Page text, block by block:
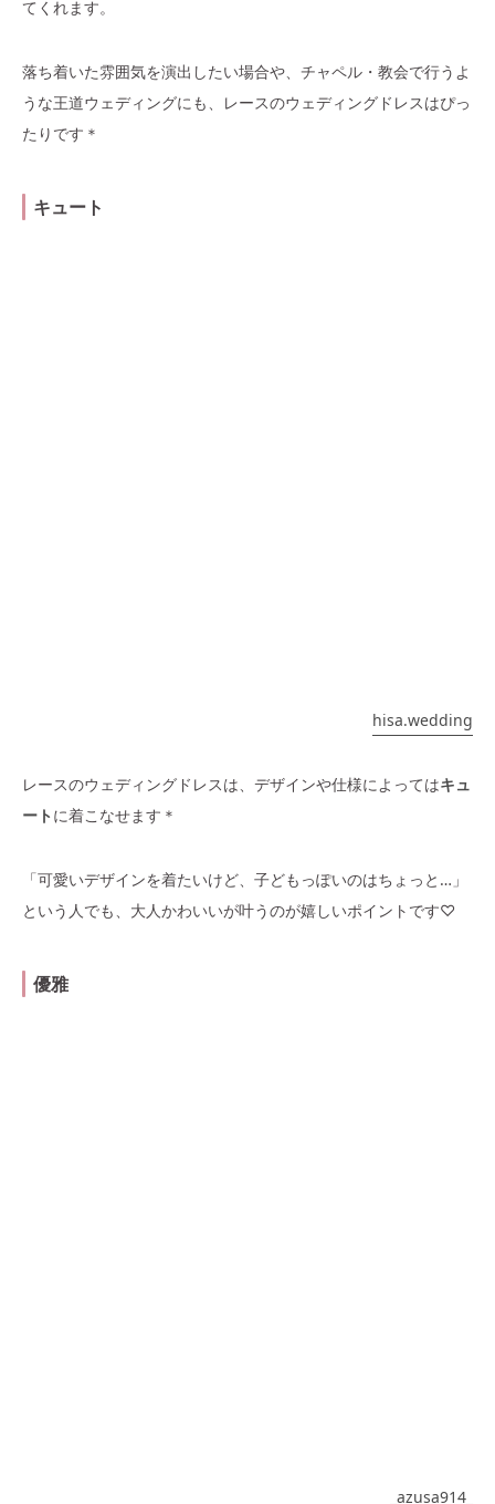
てくれます。
落ち着いた雰囲気を演出したい場合や、チャペル・教会で行うよ
うな王道ウェディングにも、レースのウェディングドレスはぴっ
たりです＊
キュート
hisa.wedding
レースのウェディングドレスは、デザインや仕様によってはキュ
ート に着こなせます＊
「可愛いデザインを着たいけど、子どもっぽいのはちょっと…」
という人でも、大人かわいいが叶うのが嬉しいポイントです♡
優雅
_azusa914_